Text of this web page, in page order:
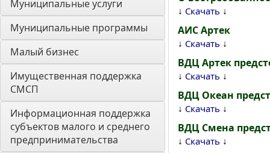
Муниципальные услуги
Муниципальные программы
Малый бизнес
Имущественная поддержка
СМСП
Информационная поддержка
субъектов малого и среднего
предпринимательства
↓ Скачать ↓
АИС Артек
↓ Скачать ↓
ВДЦ Артек
↓ Скачать ↓
ВДЦ Океан
↓ Скачать ↓
ВДЦ Смена
↓ Скачать ↓